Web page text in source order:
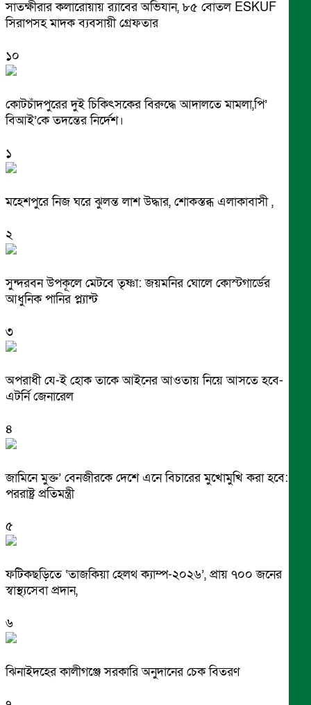
সাতক্ষীরার কলারোয়ায় র‍্যাবের অভিযান, ৮৫ বোতল ESKUF
সিরাপসহ মাদক ব্যবসায়ী গ্রেফতার
১০
কোটচাঁদপুরের দুই চিকিৎসকের বিরুদ্ধে আদালতে মামলা,পি’
বিআই’কে তদন্তের নির্দেশ।
১
মহেশপুরে নিজ ঘরে ঝুলন্ত লাশ উদ্ধার, শোকস্তব্ধ এলাকাবাসী ,
২
সুন্দরবন উপকূলে মেটবে তৃষ্ণা: জয়মনির ঘোলে কোস্টগার্ডের
আধুনিক পানির প্ল্যান্ট
৩
অপরাধী যে-ই হোক তাকে আইনের আওতায় নিয়ে আসতে হবে-
এটর্নি জেনারেল
৪
জামিনে মুক্ত’ বেনজীরকে দেশে এনে বিচারের মুখোমুখি করা হবে:
পররাষ্ট্র প্রতিমন্ত্রী
৫
ফটিকছড়িতে ‘তাজকিয়া হেলথ ক্যাম্প-২০২৬’, প্রায় ৭০০ জনের
স্বাস্থ্যসেবা প্রদান,
৬
ঝিনাইদহের কালীগঞ্জে সরকারি অনুদানের চেক বিতরণ